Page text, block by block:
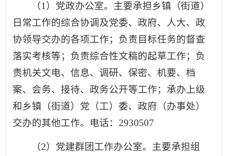
（1）党政办公室。主要承担乡镇（街道）
日常工作的综合协调及党委、政府、人大、政
协领导交办的各项工作；负责目标任务的督查
落实考核等；负责综合性文稿的起草工作；负
责机关文电、信息、调研、保密、机要、档
案、会务、接待、政务公开等工作；承办上级
和乡镇（街道）党（工）委、政府（办事处）
交办的其他工作。电话：2930507
（2）党建群团工作办公室。主要承担组